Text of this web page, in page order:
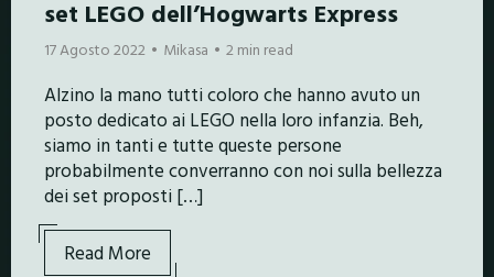
set LEGO dell’Hogwarts Express
17 Agosto 2022 Mikasa 2 min read
Alzino la mano tutti coloro che hanno avuto un
posto dedicato ai LEGO nella loro infanzia. Beh,
siamo in tanti e tutte queste persone
probabilmente converranno con noi sulla bellezza
dei set proposti […]
Read More